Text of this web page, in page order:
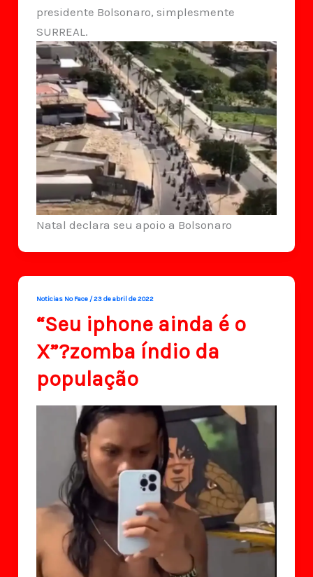
presidente Bolsonaro, simplesmente
SURREAL.
Natal declara seu apoio a Bolsonaro
Noticias No Face /23 de abril de 2022
“Seu iphone ainda é o
X”?zomba índio da
população